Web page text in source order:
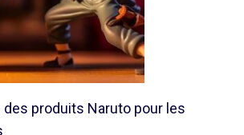
des produits Naruto pour les